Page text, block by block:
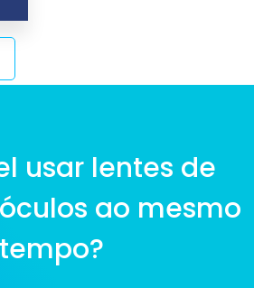
usar lentes de
ao mesmo
tempo?